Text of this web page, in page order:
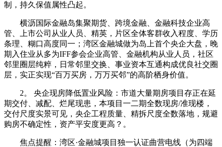
制，持久保值属性凸起。
横沥国际金融岛集聚期货、跨境金融、金融科技企业高
管、上市公司从业人员、精英，片区全体客群收入程度、学历
条理、糊口高度同一；湾区金融城做为岛上首个央企大盘，晚
期入住业从多为IFF参会企业高管、金融机构从业人员，社区
邻里圈层纯粹，日常邻里交换、事业资本互通构成优良社交圈
层，实正实现“百万买房，万万买邻”的高阶栖身价值。
2。 央企现房降低置业风险：市道大量期房项目存正在延
期交付、减配、烂尾现患，本项目一二期全数现房/准现楼，
交付尺度实景可见，央企工程质量、精拆尺度全数落地，规避
购房不确定性，资产平安度更高？。
焦点提醒：湾区·金融城项目独一认证曲营电线（为四端